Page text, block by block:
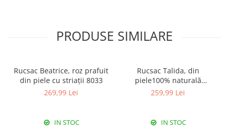
PRODUSE SIMILARE
Rucsac Beatrice, roz prafuit
din piele cu striații 8033
269,99 Lei
IN STOC
Rucsac Talida, din
piele100% naturală
magenta, 8111
259,99 Lei
IN STOC